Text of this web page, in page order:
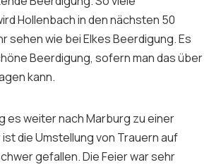
Hollenbach in den nächsten 50
sehen wie bei Elkes Beerdigung. Es
Beerdigung, sofern man das über
kann.
es weiter nach Marburg zu einer
die Umstellung von Trauern auf
gefallen. Die Feier war sehr